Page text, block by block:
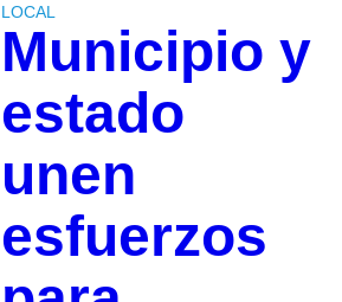
LOCAL
Municipio y
estado
unen
esfuerzos